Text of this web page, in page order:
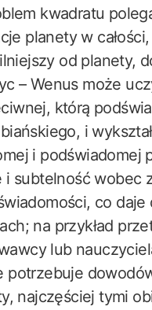
kwadratu
planety w
od planety,
– Wenus może
którą
i
i podświadomej
subtelność wobec
co
na przykład
lub
potrzebuje
najczęściej tymi